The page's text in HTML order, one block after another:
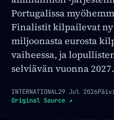
Portugalissa
Finalistit kilpailevat
miljoonasta eurosta
vaiheessa, ja
selviävän vuonna 2027.
INTERNATIONAL29 Jul 2026
Original Source ↗